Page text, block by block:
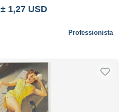
± 1,27 USD
Professionista